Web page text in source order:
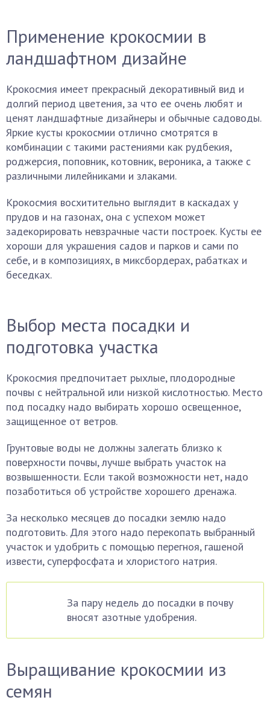
Применение крокосмии в
ландшафтном дизайне
Крокосмия имеет прекрасный декоративный вид и
долгий период цветения, за что ее очень любят и
ценят ландшафтные дизайнеры и обычные садоводы.
Яркие кусты крокосмии отлично смотрятся в
комбинации с такими растениями как рудбекия,
роджерсия, поповник, котовник, вероника, а также с
различными лилейниками и злаками.
Крокосмия восхитительно выглядит в каскадах у
прудов и на газонах, она с успехом может
задекорировать невзрачные части построек. Кусты ее
хороши для украшения садов и парков и сами по
себе, и в композициях, в миксбордерах, рабатках и
беседках.
Выбор места посадки и
подготовка участка
Крокосмия предпочитает рыхлые, плодородные
почвы с нейтральной или низкой кислотностью. Место
под посадку надо выбирать хорошо освещенное,
защищенное от ветров.
Грунтовые воды не должны залегать близко к
поверхности почвы, лучше выбрать участок на
возвышенности. Если такой возможности нет, надо
позаботиться об устройстве хорошего дренажа.
За несколько месяцев до посадки землю надо
подготовить. Для этого надо перекопать выбранный
участок и удобрить с помощью перегноя, гашеной
извести, суперфосфата и хлористого натрия.
За пару недель до посадки в почву
вносят азотные удобрения.
Выращивание крокосмии из
семян